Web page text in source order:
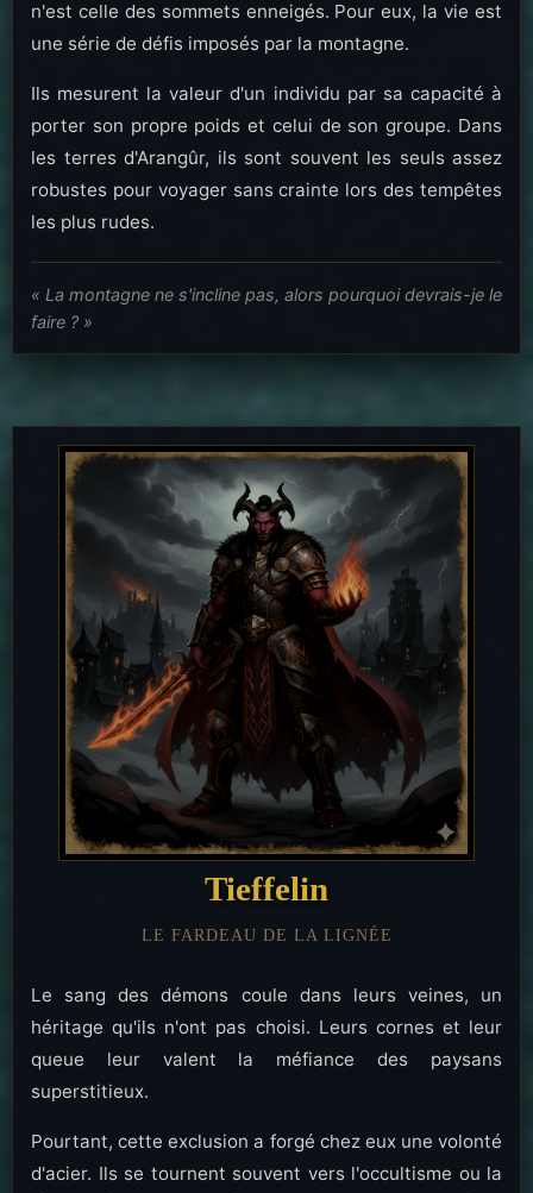
n'est celle des sommets enneigés. Pour eux, la vie est
une série de défis imposés par la montagne.
Ils mesurent la valeur d'un individu par sa capacité à
porter son propre poids et celui de son groupe. Dans
les terres d'Arangûr, ils sont souvent les seuls assez
robustes pour voyager sans crainte lors des tempêtes
les plus rudes.
« La montagne ne s'incline pas, alors pourquoi devrais-je le
faire ? »
Tieffelin
LE FARDEAU DE LA LIGNÉE
Le sang des démons coule dans leurs veines, un
héritage qu'ils n'ont pas choisi. Leurs cornes et leur
queue leur valent la méfiance des paysans
superstitieux.
Pourtant, cette exclusion a forgé chez eux une volonté
d'acier. Ils se tournent souvent vers l'occultisme ou la